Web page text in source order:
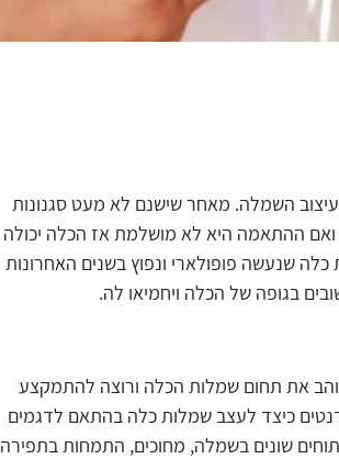
השמלה. מאחר שישנם לא מעט סגנונות
ההתאמה היא לא מושלמת אז הכלה יכולה
שנעשה פופולארי ונפוץ בשנים האחרונות
בגופה של הכלה ויחמיאו לה.
את תחום שמלות הכלה ורוצה להתמקצע
כיצד לעצב שמלות כלה בהתאם לדגמים
שונים בשמלה, מחוכים, התמחות בתפירה